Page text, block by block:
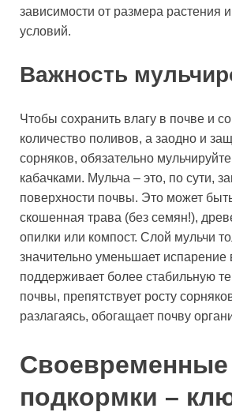
зависимости от размера растения
условий.
Важность
Чтобы сохранить влагу в почве и
количество поливов, а заодно и
сорняков, обязательно
кабачками. Мульча – это, по сути,
поверхности почвы. Это может
скошенная трава (без семян!),
опилки или компост. Слой мульчи
значительно уменьшает испарение
поддерживает более стабильную
почвы, препятствует росту
разлагаясь, обогащает почву
Своевременные
подкормки –